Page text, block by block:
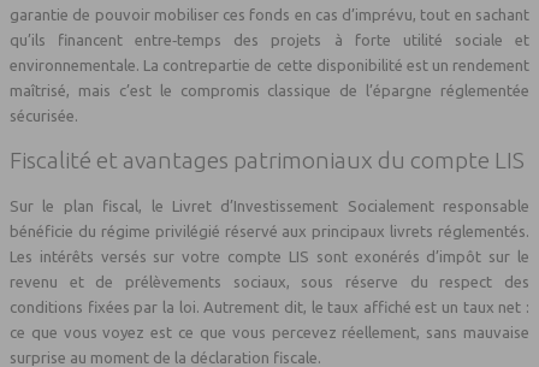
garantie de pouvoir mobiliser ces fonds en cas d’imprévu, tout en sachant
qu’ils financent entre‑temps des projets à forte utilité sociale et
environnementale. La contrepartie de cette disponibilité est un rendement
maîtrisé, mais c’est le compromis classique de l’épargne réglementée
sécurisée.
Fiscalité et avantages patrimoniaux du compte LIS
Sur le plan fiscal, le Livret d’Investissement Socialement responsable
bénéficie du régime privilégié réservé aux principaux livrets réglementés.
Les intérêts versés sur votre compte LIS sont exonérés d’impôt sur le
revenu et de prélèvements sociaux, sous réserve du respect des
conditions fixées par la loi. Autrement dit, le taux affiché est un taux net :
ce que vous voyez est ce que vous percevez réellement, sans mauvaise
surprise au moment de la déclaration fiscale.